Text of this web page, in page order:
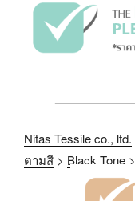
Nitas Tessile co., ltd.
ตามสี > Black Tone >